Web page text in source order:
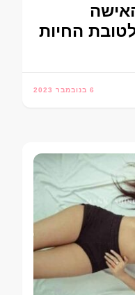
החיות
6 בנובמבר 2023